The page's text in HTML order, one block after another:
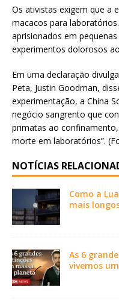
Os ativistas exigem que a
macacos para
aprisionados em
experimentos dolorosos
Em uma declaração
Peta, Justin Goodman,
experimentação, a China
negócio sangrento que
primatas ao
morte em laboratórios”.
NOTÍCIAS
Como a
mais
As 6
vivemos